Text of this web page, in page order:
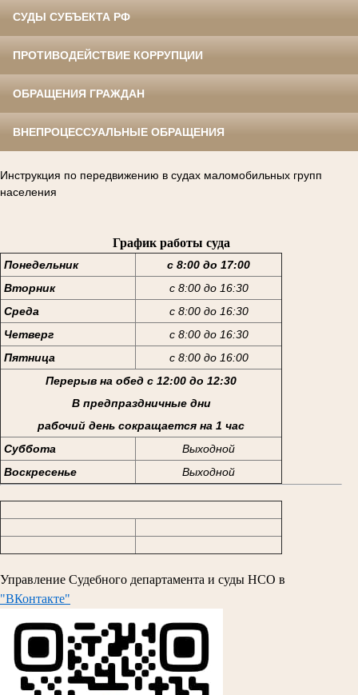
СУДЫ СУБЪЕКТА РФ
ПРОТИВОДЕЙСТВИЕ КОРРУПЦИИ
ОБРАЩЕНИЯ ГРАЖДАН
ВНЕПРОЦЕССУАЛЬНЫЕ ОБРАЩЕНИЯ
Инструкция по передвижению в судах маломобильных групп
населения
График работы суда
Понедельник
с 8:00 до 17:00
Вторник
с 8:00 до 16:30
Среда
с 8:00 до 16:30
Четверг
с 8:00 до 16:30
Пятница
с 8:00 до 16:00
Перерыв на обед с 12:00 до 12:30
В предпраздничные дни
рабочий день сокращается на 1 час
Суббота
Выходной
Воскресенье
Выходной
Управление Судебного департамента и суды НСО в
"ВКонтакте"